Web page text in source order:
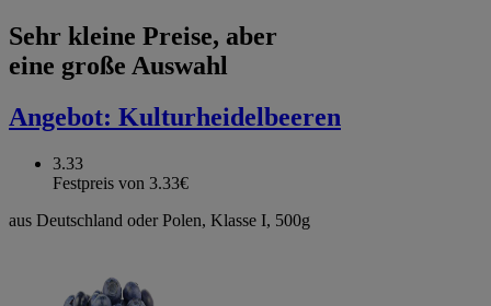
Sehr kleine Preise, aber
eine große Auswahl
Angebot: Kulturheidelbeeren
3.33
Festpreis von 3.33€
aus Deutschland oder Polen, Klasse I, 500g